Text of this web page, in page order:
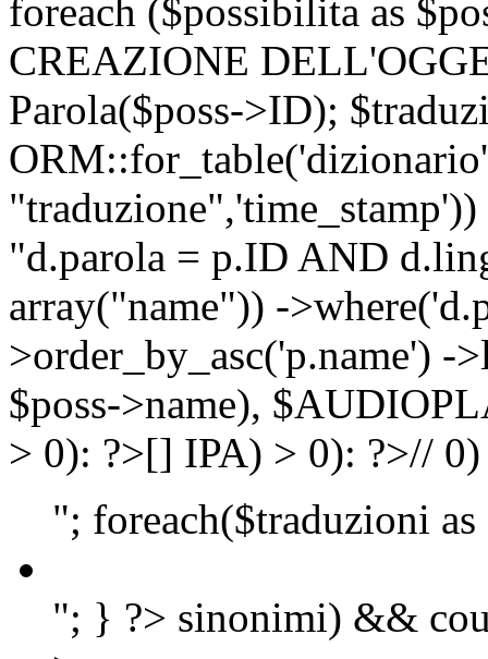
foreach ($possibilita as
CREAZIONE
Parola($poss->ID);
"d.parola = p.ID AND
array("name")) -
>order_by_asc('p.name')
$poss->name),
> 0): ?>[] IPA) > 0): ?>//
"; foreach($traduzioni
"; } ?> sinonimi) &&